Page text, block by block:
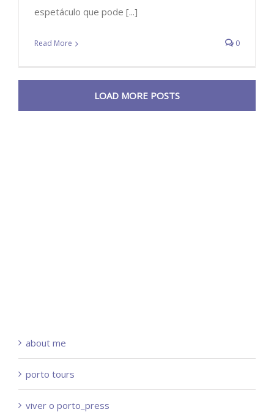
espetáculo que pode [...]
Read More 0
LOAD MORE POSTS
about me
porto tours
viver o porto_press